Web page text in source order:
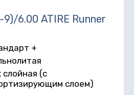
6.00 ATIRE Runner
+
слойная (с
слоем)